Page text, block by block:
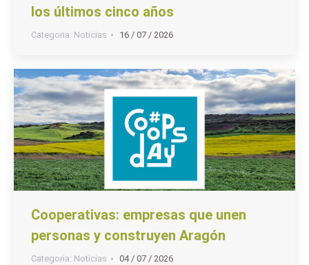
los últimos cinco años
Categoria: Noticias 16 / 07 / 2026
Cooperativas: empresas que unen
personas y construyen Aragón
Categoria: Noticias 04 / 07 / 2026